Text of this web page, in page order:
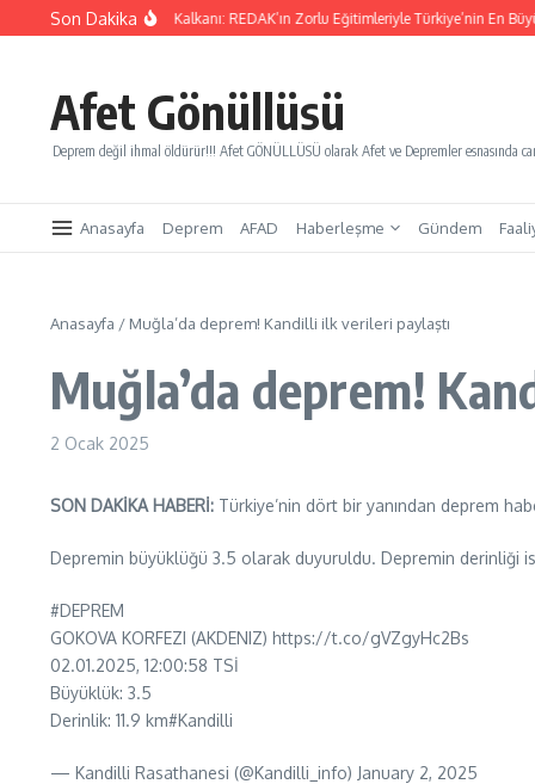
İçeriğe atlaSon Dakika
Kurtaracak Gençlik Kalkanı: REDAK’ın Zorlu Eğitimleriyle Türkiye’nin En
Afet Gönüllüsü
Deprem değil ihmal öldürür!!! Afet GÖNÜLLÜSÜ olarak Afet ve Depremler esnasında
Anasayfa Deprem AFAD Haberleşme Gündem
Anasayfa / Muğla’da deprem! Kandilli ilk verileri paylaştı
Muğla’da deprem!
2 Ocak 2025
SON DAKİKA HABERİ: Türkiye’nin dört bir yanından deprem​
Depremin büyüklüğü 3.5 olarak duyuruldu. Depremin derinliği
#DEPREM
GOKOVA KORFEZI (AKDENIZ) https://t.co/gVZgyHc2Bs
02.01.2025, 12:00:58 TSİ
Büyüklük: 3.5
Derinlik: 11.9 km#Kandilli
— Kandilli Rasathanesi (@Kandilli_info) January 2, 2025